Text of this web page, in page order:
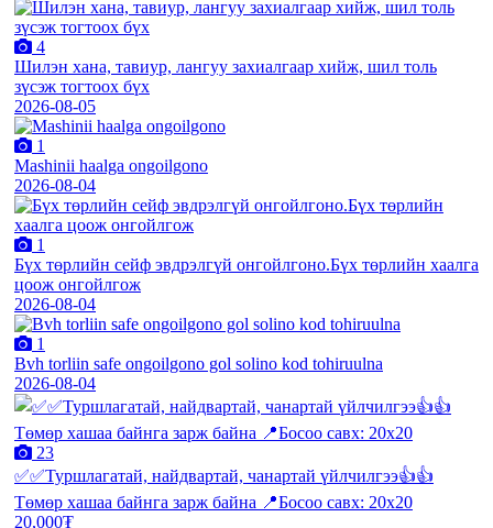
4
Шилэн хана, тавиур, лангуу захиалгаар хийж, шил толь
зүсэж тогтоох бүх
2026-08-05
1
Mashinii haalga ongoilgono
2026-08-04
1
Бүх төрлийн сейф эвдрэлгүй онгойлгоно.Бүх төрлийн хаалга
цоож онгойлгож
2026-08-04
1
Bvh torliin safe ongoilgono gol solino kod tohiruulna
2026-08-04
23
✅✅Туршлагатай, найдвартай, чанартай үйлчилгээ👍👍
Төмөр хашаа байнга зарж байна 📍Босоо савх: 20х20
20,000₮